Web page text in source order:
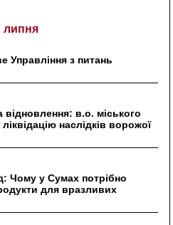
липня
Управління з питань
в.о. міського
наслідків ворожої
Чому у Сумах потрібно
для вразливих